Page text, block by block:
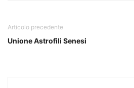
Articolo precedente
Unione Astrofili Senesi